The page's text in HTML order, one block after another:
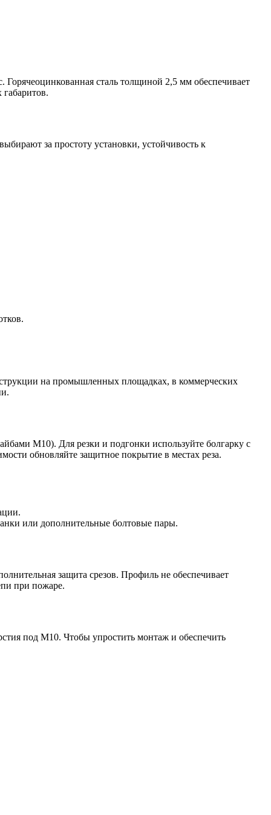
сталь толщиной 2,5 мм обеспечивает
за простоту установки, устойчивость к
на промышленных площадках, в коммерческих
M10). Для резки и подгонки используйте болгарку с
обновляйте защитное покрытие в местах реза.
или дополнительные болтовые пары.
защита срезов. Профиль не обеспечивает
при пожаре.
под M10. Чтобы упростить монтаж и обеспечить